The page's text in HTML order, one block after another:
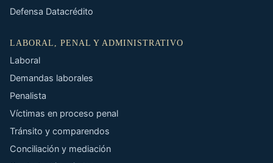
Defensa Datacrédito
LABORAL, PENAL Y ADMINISTRATIVO
Laboral
Demandas laborales
Penalista
Víctimas en proceso penal
Tránsito y comparendos
Conciliación y mediación